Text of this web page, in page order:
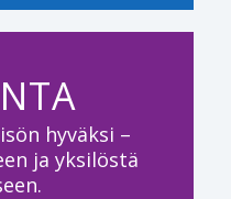
hyväksi –
ja yksilöstä